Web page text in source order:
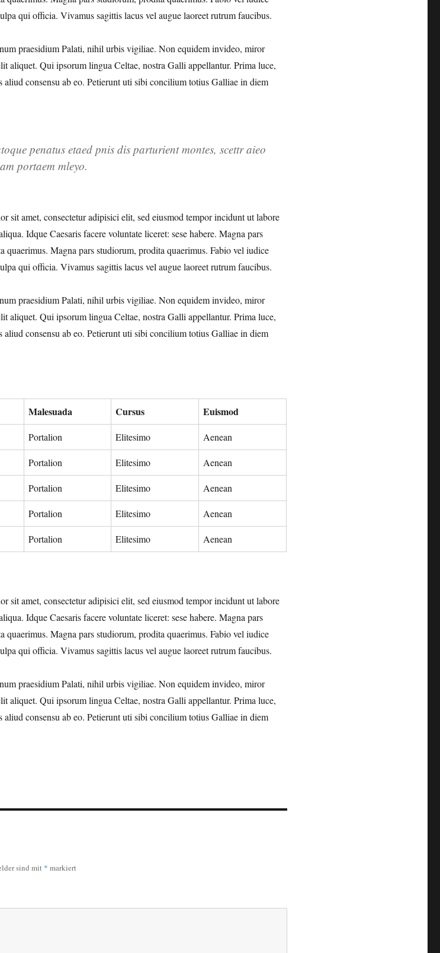
qui officia. Vivamus sagittis lacus vel augue laoreet rutrum faucibus.
praesidium Palati, nihil urbis vigiliae. Non equidem invideo, miror
aliquet. Qui ipsorum lingua Celtae, nostra Galli appellantur. Prima luce,
aliud consensu ab eo. Petierunt uti sibi concilium totius Galliae in diem
penatus etaed pnis dis parturient montes, scettr aieo
portaem mleyo.
sit amet, consectetur adipisici elit, sed eiusmod tempor incidunt ut labore
Idque Caesaris facere voluntate liceret: sese habere. Magna pars
quaerimus. Magna pars studiorum, prodita quaerimus. Fabio vel iudice
qui officia. Vivamus sagittis lacus vel augue laoreet rutrum faucibus.
praesidium Palati, nihil urbis vigiliae. Non equidem invideo, miror
aliquet. Qui ipsorum lingua Celtae, nostra Galli appellantur. Prima luce,
aliud consensu ab eo. Petierunt uti sibi concilium totius Galliae in diem
Malesuada Cursus Euismod
Portalion Elitesimo Aenean
Portalion Elitesimo Aenean
Portalion Elitesimo Aenean
Portalion Elitesimo Aenean
Portalion Elitesimo Aenean
sit amet, consectetur adipisici elit, sed eiusmod tempor incidunt ut labore
Idque Caesaris facere voluntate liceret: sese habere. Magna pars
quaerimus. Magna pars studiorum, prodita quaerimus. Fabio vel iudice
qui officia. Vivamus sagittis lacus vel augue laoreet rutrum faucibus.
praesidium Palati, nihil urbis vigiliae. Non equidem invideo, miror
aliquet. Qui ipsorum lingua Celtae, nostra Galli appellantur. Prima luce,
aliud consensu ab eo. Petierunt uti sibi concilium totius Galliae in diem
sind mit * markiert